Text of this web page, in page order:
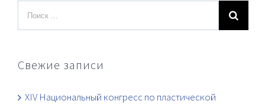
Свежие записи
XIV Национальный конгресс по пластической